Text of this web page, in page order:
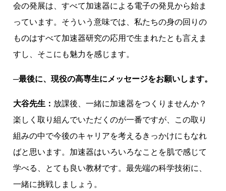
会の発展は、すべて加速器による電子の発見から始ま
っています。そういう意味では、私たちの身の回りの
ものはすべて加速器研究の応用で生まれたとも言えま
すし、そこにも魅力を感じます。
─最後に、現役の高専生にメッセージをお願いします。
大谷先生： 放課後、一緒に加速器をつくりませんか？
楽しく取り組んでいただくのが一番ですが、この取り
組みの中で今後のキャリアを考えるきっかけにもなれ
ばと思います。加速器はいろいろなことを肌で感じて
学べる、とても良い教材です。最先端の科学技術に、
一緒に挑戦しましょう。